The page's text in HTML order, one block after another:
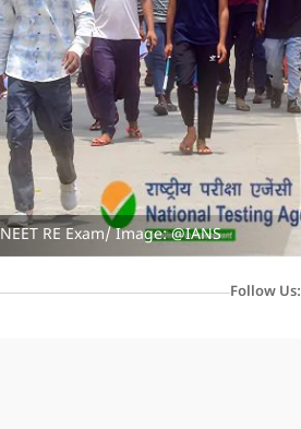
NEET RE Exam/ Image: @IANS
Follow Us: